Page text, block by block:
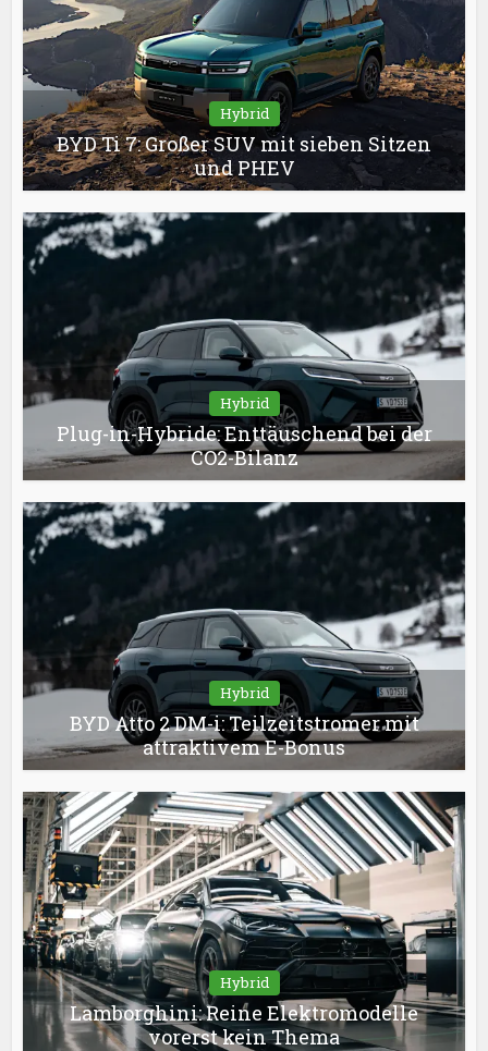
Hybrid
BYD Ti 7: Großer SUV mit sieben Sitzen
und PHEV
Hybrid
Plug-in-Hybride: Enttäuschend bei der
CO2-Bilanz
Hybrid
BYD Atto 2 DM-i: Teilzeitstromer mit
attraktivem E-Bonus
Hybrid
Lamborghini: Reine Elektromodelle
vorerst kein Thema